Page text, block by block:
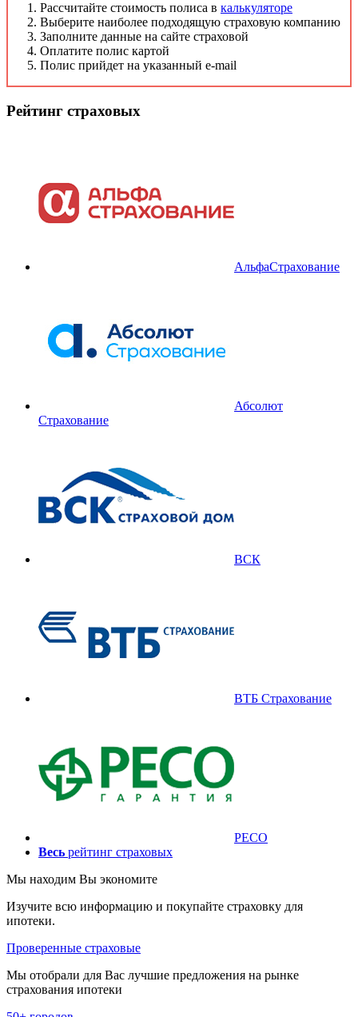
Рассчитайте стоимость полиса в калькуляторе
Выберите наиболее подходящую страховую компанию
Заполните данные на сайте страховой
Оплатите полис картой
Полис прийдет на указанный e-mail
Рейтинг страховых
АльфаСтрахование
Абсолют
Страхование
ВСК
ВТБ Страхование
РЕСО
Весь рейтинг страховых
Мы находим Вы экономите
Изучите всю информацию и покупайте страховку для
ипотеки.
Проверенные страховые
Мы отобрали для Вас лучшие предложения на рынке
страхования ипотеки